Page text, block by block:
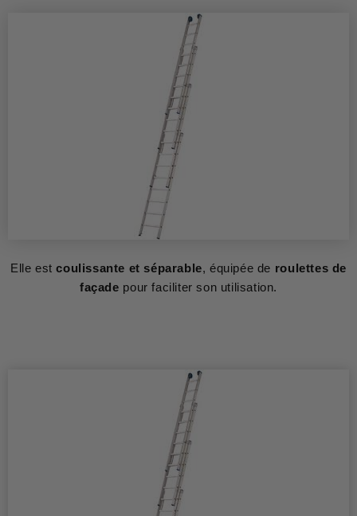
Elle estcoulissante et séparable, équipée de roulettes de
façade pour faciliter son utilisation.